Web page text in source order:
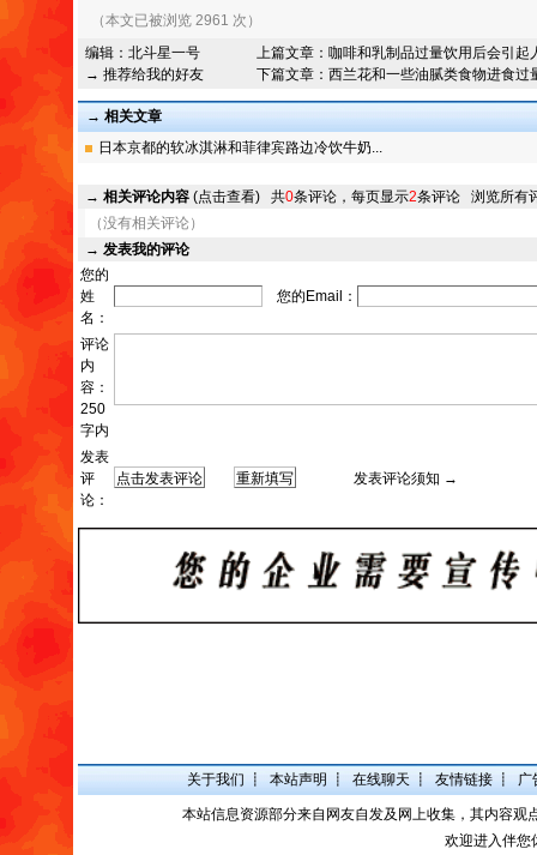
（本文已被浏览 2961 次）
编辑： 北斗星一号
→ 推荐给我的好友
上篇文章： 咖啡和乳制品过量饮用后会引起
下篇文章： 西兰花和一些油腻类食物进食过
→ 相关文章
日本京都的软冰淇淋和菲律宾路边冷饮牛奶...
→ 相关评论内容 (点击查看) 共0条评论，每页显示2条评论 浏览所有
（没有相关评论）
→ 发表我的评论
您的
姓
名：
您的Email：
评论
内
容：
250
字内
发表
评
论：
发表评论须知 →
关于我们 ┋ 本站声明 ┋ 在线聊天 ┋ 友情链接 ┋ 广
本站信息资源部分来自网友自发及网上收集，其内容
欢迎进入伴您